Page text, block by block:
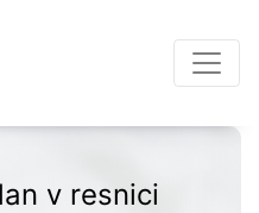
v resnici